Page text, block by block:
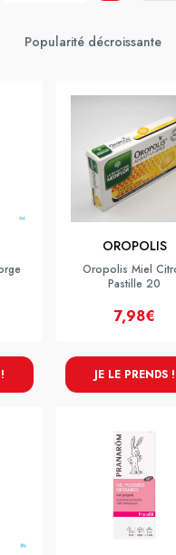
OROPOLIS
Oropolis Miel
Pastille 20
7,98€
JE LE PRENDS !